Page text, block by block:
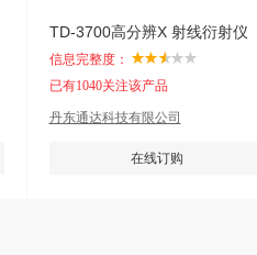
TD-3700高分辨X 射线衍射仪
信息完整度：
已有1040关注该产品
丹东通达科技有限公司
在线订购